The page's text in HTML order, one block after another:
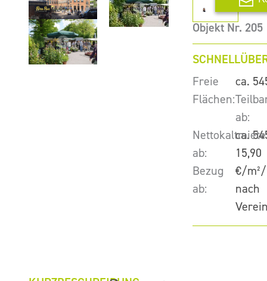
Objekt Nr. 205
Freie
Flächen:
ca.
ab:
ca.
Nettokaltmiete
ab:
15,90
€/
Bezug
ab:
nach